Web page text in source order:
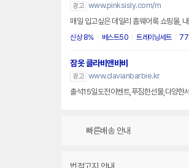
광고 www.pinksisly.com/m
매일 입고싶은 데일리 홈웨어룩 쇼핑몰,
신상 8% 베스트50 트레이닝세트
잠옷 클라비앤바비
광고 www.clavianbarbie.kr
출석15일도전이벤트,푸짐한선물,다양한
빠른배송 안내